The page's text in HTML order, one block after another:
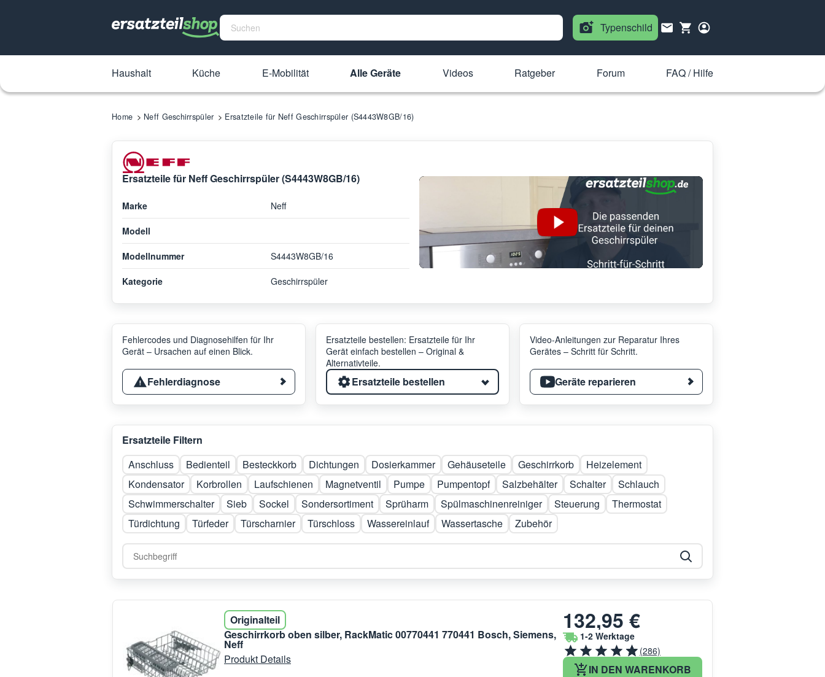
Typenschild
Haushalt Küche E-Mobilität Alle Geräte Videos Ratgeber Forum FAQ / Hilfe
Home Neff Geschirrspüler Ersatzteile für Neff Geschirrspüler (S4443W8GB/16)
Ersatzteile für Neff Geschirrspüler (S4443W8GB/16)
Marke Neff
Modell
Modellnummer S4443W8GB/16
Kategorie Geschirrspüler
Fehlercodes und Diagnosehilfen für Ihr
Gerät – Ursachen auf einen Blick.
Fehlerdiagnose
Ersatzteile bestellen: Ersatzteile für Ihr
Gerät einfach bestellen – Original &
Alternativteile.
Ersatzteile bestellen
Video-Anleitungen zur Reparatur Ihres
Gerätes – Schritt für Schritt.
Geräte reparieren
Ersatzteile Filtern
Anschluss
Bedienteil Besteckkorb Dichtungen Dosierkammer Gehäuseteile Geschirrkorb
Heizelement
Kondensator
Korbrollen Laufschienen Magnetventil Pumpe Pumpentopf Salzbehälter Schalter
Schlauch
Schwimmerschalter
Sieb Sockel Sondersortiment Sprüharm Spülmaschinenreiniger Steuerung
Thermostat
Türdichtung
Türfeder Türscharnier Türschloss Wassereinlauf Wassertasche Zubehör
Originalteil
Geschirrkorb oben silber, RackMatic 00770441 770441 Bosch, Siemens,
Neff
Produkt Details
132,95 €
1-2 Werktage
(286)
IN DEN WARENKORB